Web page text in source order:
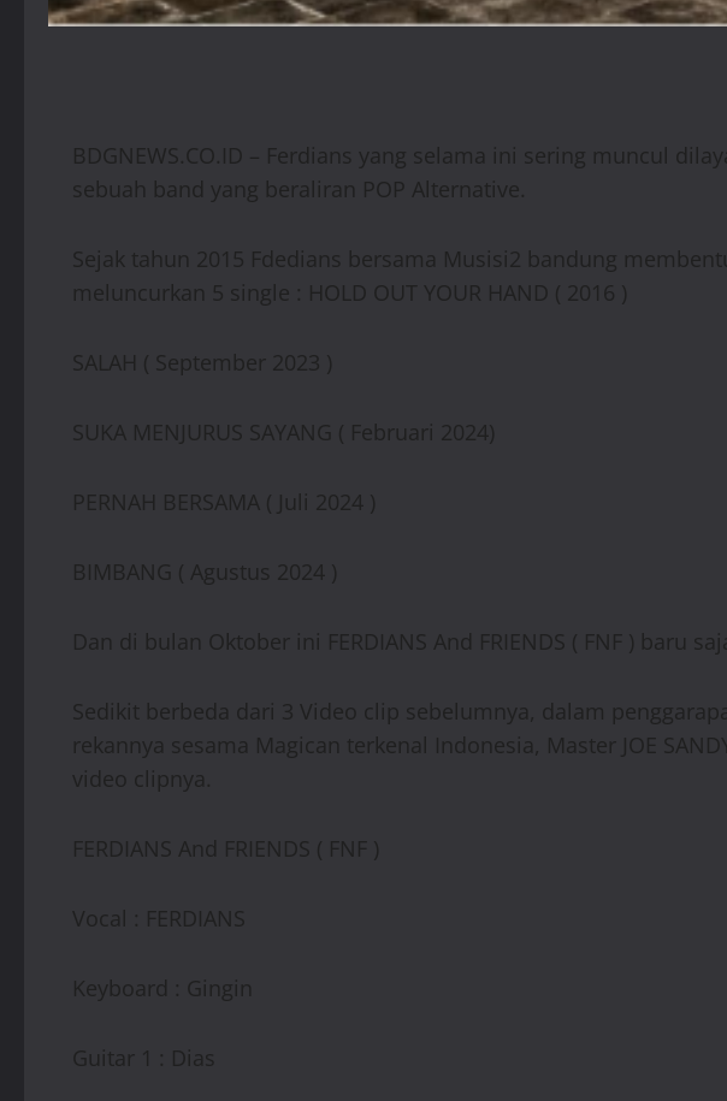
BDGNEWS.CO.ID – Ferdians yang selama ini sering muncul
sebuah band yang beraliran POP Alternative.
Sejak tahun 2015 Fdedians bersama Musisi2 bandung
meluncurkan 5 single : HOLD OUT YOUR HAND ( 2016 )
SALAH ( September 2023 )
SUKA MENJURUS SAYANG ( Februari 2024)
PERNAH BERSAMA ( Juli 2024 )
BIMBANG ( Agustus 2024 )
Dan di bulan Oktober ini FERDIANS And FRIENDS ( FNF ) baru
Sedikit berbeda dari 3 Video clip sebelumnya, dalam
rekannya sesama Magican terkenal Indonesia, Master JOE
video clipnya.
FERDIANS And FRIENDS ( FNF )
Vocal : FERDIANS
Keyboard : Gingin
Guitar 1 : Dias